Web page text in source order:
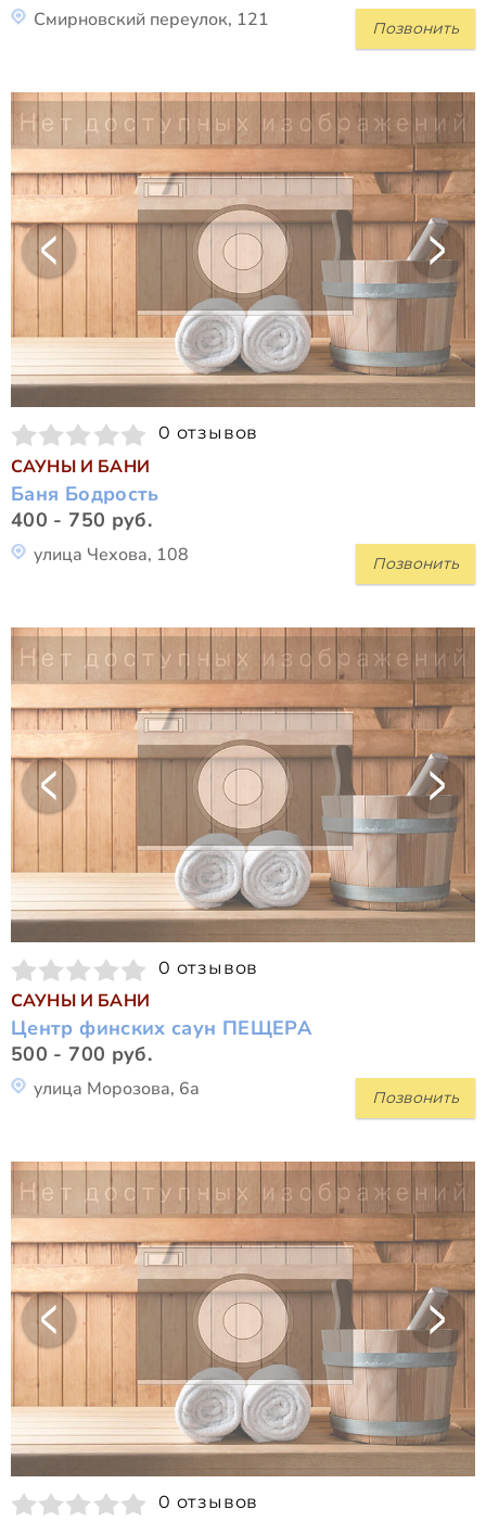
Позвонить
Смирновский переулок, 121
0 отзывов
САУНЫ И БАНИ
Баня Бодрость
400 - 750 руб.
Позвонить
улица Чехова, 108
0 отзывов
САУНЫ И БАНИ
Центр финских саун ПЕЩЕРА
500 - 700 руб.
Позвонить
улица Морозова, 6а
0 отзывов